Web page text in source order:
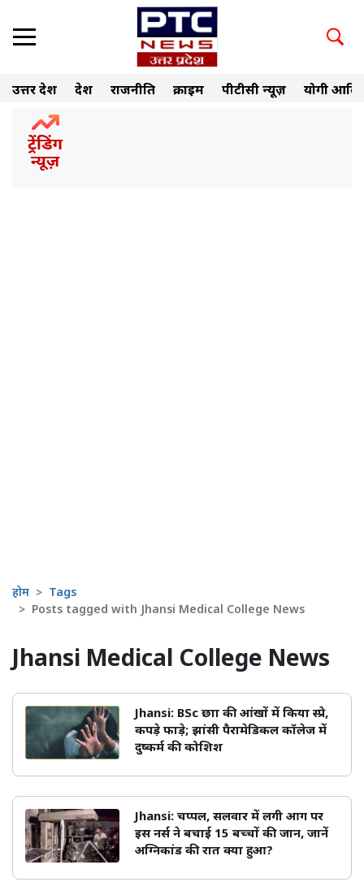
उत्तर प्रदेश देश राजनीति क्राइम पीटीसी न्यूज़ योगी
होम
Tags
Posts tagged with Jhansi Medical College News
Jhansi Medical College News
Jhansi: BSc छात्रा की आंखों में किया स्प्रे,
कपड़े फाड़े; झांसी पैरामेडिकल कॉलेज में
दुष्कर्म की कोशिश
Jhansi: चप्पल, सलवार में लगी आग पर
इस नर्स ने बचाई 15 बच्चों की जान, जानें
अग्निकांड की रात क्या हुआ?